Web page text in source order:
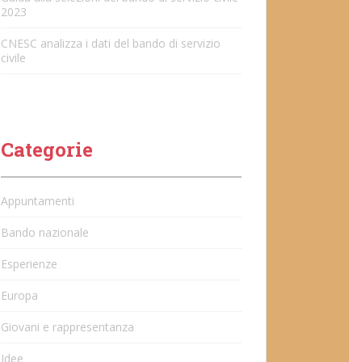
2023
CNESC analizza i dati del bando di servizio
civile
Categorie
Appuntamenti
Bando nazionale
Esperienze
Europa
Giovani e rappresentanza
Idee